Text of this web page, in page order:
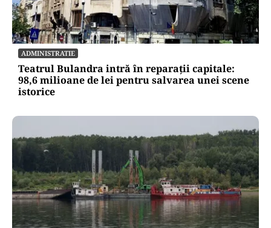
ADMINISTRATIE
Teatrul Bulandra intră în reparații capitale:
98,6 milioane de lei pentru salvarea unei scene
istorice